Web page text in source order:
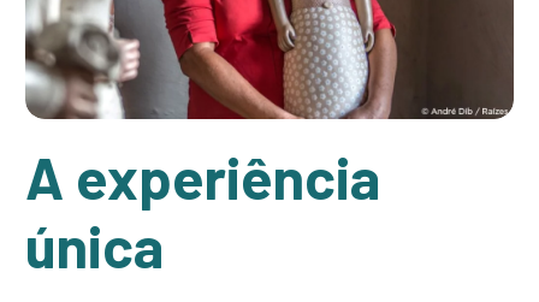
A experiência
única